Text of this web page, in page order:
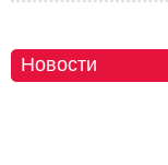
Новости